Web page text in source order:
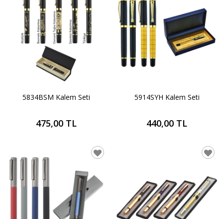
5834BSM Kalem Seti
475,00 TL
5914SYH Kalem Seti
440,00 TL